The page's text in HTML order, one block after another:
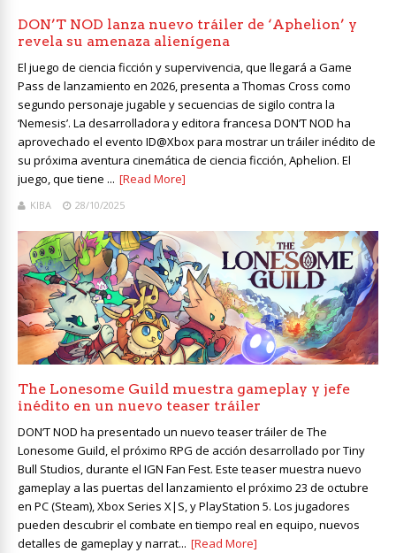
DON’T NOD lanza nuevo tráiler de ‘Aphelion’ y
revela su amenaza alienígena
El juego de ciencia ficción y supervivencia, que llegará a Game
Pass de lanzamiento en 2026, presenta a Thomas Cross como
segundo personaje jugable y secuencias de sigilo contra la
‘Nemesis’. La desarrolladora y editora francesa DON’T NOD ha
aprovechado el evento ID@Xbox para mostrar un tráiler inédito de
su próxima aventura cinemática de ciencia ficción, Aphelion. El
juego, que tiene ... [Read More]
KIBA 28/10/2025
The Lonesome Guild muestra gameplay y jefe
inédito en un nuevo teaser tráiler
DON’T NOD ha presentado un nuevo teaser tráiler de The
Lonesome Guild, el próximo RPG de acción desarrollado por Tiny
Bull Studios, durante el IGN Fan Fest. Este teaser muestra nuevo
gameplay a las puertas del lanzamiento el próximo 23 de octubre
en PC (Steam), Xbox Series X|S, y PlayStation 5. Los jugadores
pueden descubrir el combate en tiempo real en equipo, nuevos
detalles de gameplay y narrat... [Read More]